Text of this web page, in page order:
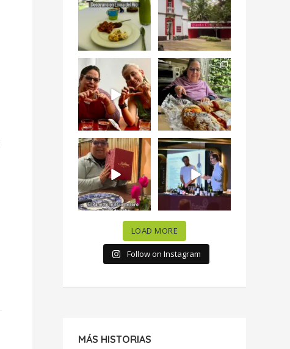
el...
19 0
en la
#QuintaColorada
el...
12 0
¡Qué desayuno tan
increíble en
@LasQuinceLetras!...
28 3
Me tocó rosca de
Tagers un
restaurante de
Avenida...
50 10
“En #Mallorca
Ciudad de México
celebramos la...
63 7
#SoaunFusionMexic
o una noche única
donde España y...
10 0
LOAD MORE
Follow on Instagram
MÁS HISTORIAS